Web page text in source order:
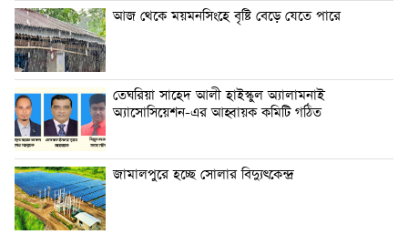
আজ থেকে ময়মনসিংহে বৃষ্টি বেড়ে যেতে পারে
তেঘরিয়া সাহেদ আলী হাইস্কুল অ্যালামনাই
অ্যাসোসিয়েশন-এর আহ্বায়ক কমিটি গঠিত
জামালপুরে হচ্ছে সোলার বিদ্যুৎকেন্দ্র